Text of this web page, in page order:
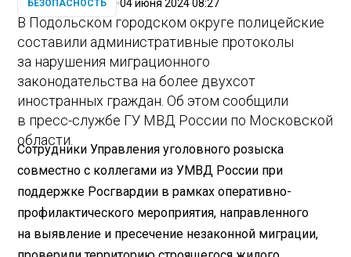
БЕЗОПАСНОСТЬ 04 июня 2024 08:27
В Подольском городском округе полицейские
составили административные протоколы
за нарушения миграционного
законодательства на более двухсот
иностранных граждан. Об этом сообщили
в пресс-службе ГУ МВД России по Московской
области.
Сотрудники Управления уголовного розыска
совместно с коллегами из УМВД России при
поддержке Росгвардии в рамках оперативно-
профилактического мероприятия, направленного
на выявление и пресечение незаконной миграции,